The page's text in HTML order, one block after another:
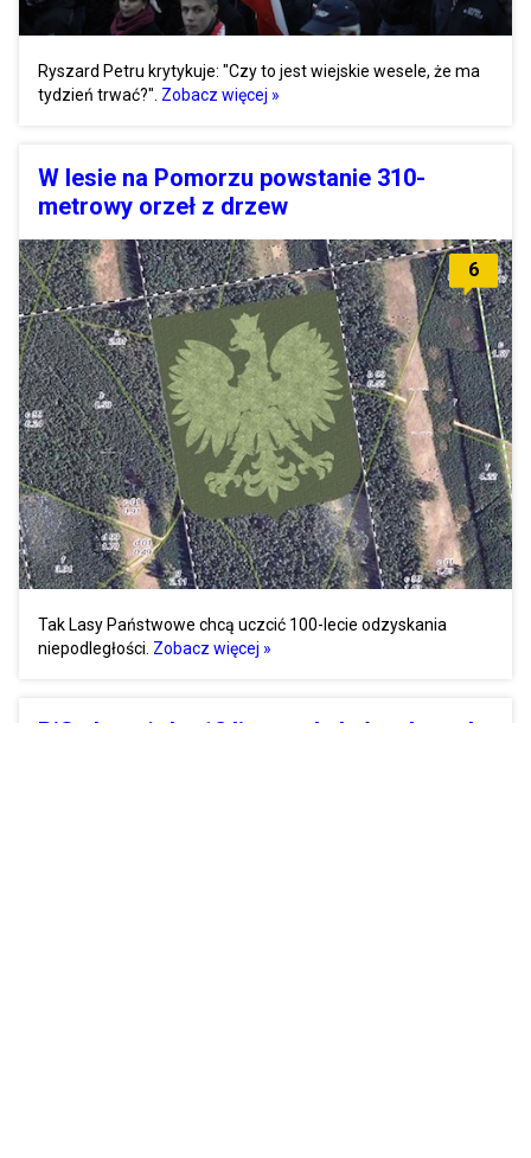
Ryszard Petru krytykuje: "Czy to jest wiejskie wesele, że ma
tydzień trwać?". Zobacz więcej »
W lesie na Pomorzu powstanie 310-
metrowy orzeł z drzew
6
Tak Lasy Państwowe chcą uczcić 100-lecie odzyskania
niepodległości. Zobacz więcej »
PiS chce, żeby 12 listopada był wolny od